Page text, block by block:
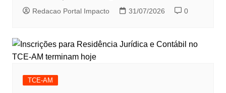
Redacao Portal Impacto 31/07/2026 0
TCE-AM